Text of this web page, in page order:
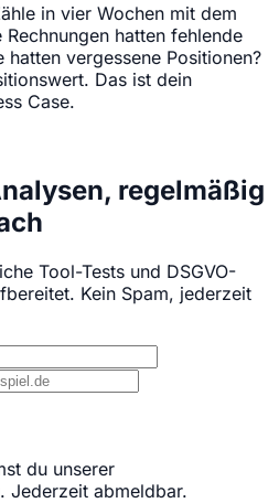
in vier Wochen mit dem
hatten fehlende
hatten vergessene Positionen?
Das ist dein
Case.
regelmäßig
Tool-Tests und DSGVO-
Kein Spam, jederzeit
du unserer
Jederzeit abmeldbar.